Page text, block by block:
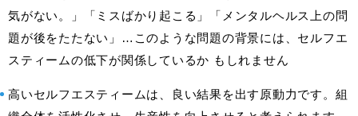
気がない。」「ミスばかり起こる」「メンタルヘルス上の問
題が後をたたない」…このような問題の背景には、セルフエ
スティームの低下が関係しているか もしれません
高いセルフエスティームは、良い結果を出す原動力です。組